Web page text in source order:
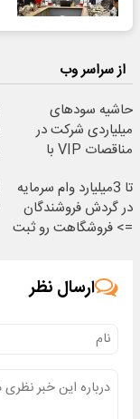
از سراسر وب
حاشیه سودهای
میلیاردی شرکت در
مناقصات VIP با
تا 3میلیارد وام سرمایه
در گردش فروشندگان
=> فروشگاهت رو ثبت
ارسال نظر